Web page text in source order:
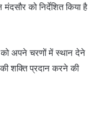
को निर्देशित किया है
को अपने चरणों में स्थान देने
शक्ति प्रदान करने की